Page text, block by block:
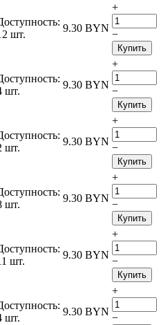
шт.
9.30 BYN
+
−
Купить
шт.
9.30 BYN
+
−
Купить
шт.
9.30 BYN
+
−
Купить
шт.
9.30 BYN
+
−
Купить
шт.
9.30 BYN
+
−
Купить
шт.
9.30 BYN
+
−